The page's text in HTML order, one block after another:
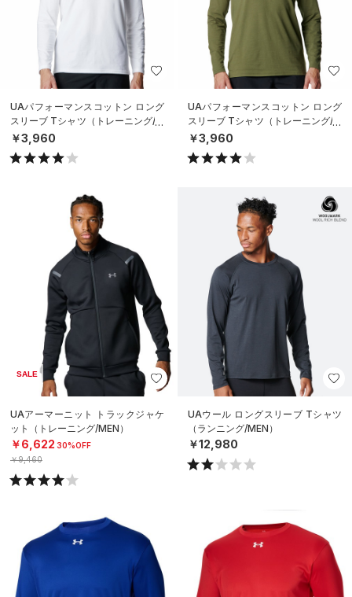
UAパフォーマンスコットン ロング
スリーブ Tシャツ（トレーニング/M
EN）
￥3,960
UAパフォーマンスコットン ロング
スリーブ Tシャツ（トレーニング/M
EN）
￥3,960
SALE
UAアーマーニット トラックジャケ
ット（トレーニング/MEN）
￥6,622 30%OFF
￥9,460
UAウール ロングスリーブ Tシャツ
（ランニング/MEN）
￥12,980